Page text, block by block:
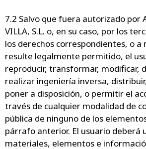
7.2 Salvo que fuera autorizado por
VILLA, S.L. o, en su caso, por los
los derechos correspondientes, o a
resulte legalmente permitido, el
reproducir, transformar, modificar,
realizar ingeniería inversa,
poner a disposición, o permitir el
través de cualquier modalidad de
pública de ninguno de los
párrafo anterior. El usuario deberá
materiales, elementos e